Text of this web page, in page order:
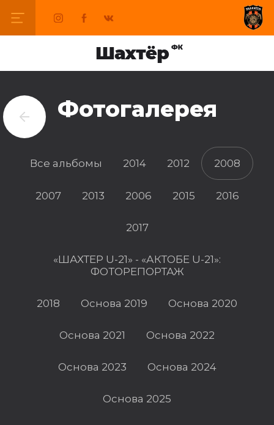
Фотогалерея
Все альбомы 2014 2012 2008
2007 2013 2006 2015 2016
2017
«ШАХТЕР U-21» - «АКТОБЕ U-21»:
ФОТОРЕПОРТАЖ
2018 Основа 2019 Основа 2020
Основа 2021 Основа 2022
Основа 2023 Основа 2024
Основа 2025